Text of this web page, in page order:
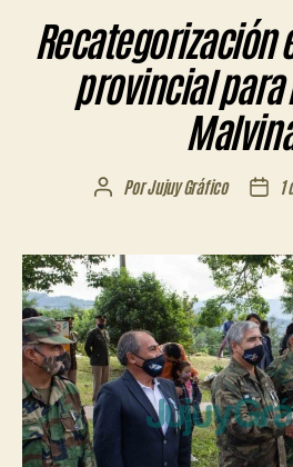
Recategorización
provincial para
Autor
entrada
PorJujuy Gráfico 1